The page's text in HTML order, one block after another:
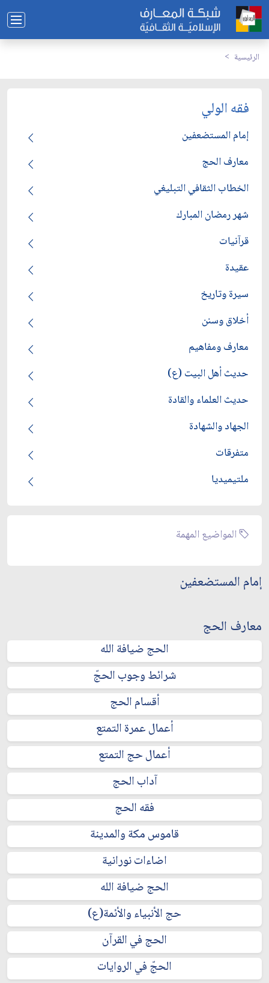
الرئيسية
فقه الولي
إمام المستضعفين
معارف الحج
الخطاب الثقافي التبليغي
شهر رمضان المبارك
قرآنيات
عقيدة
سيرة وتاريخ
أخلاق وسنن
معارف ومفاهيم
حديث أهل البيت (ع)
حديث العلماء والقادة
الجهاد والشهادة
متفرقات
ملتيميديا
المواضيع المهمة
إمام المستضعفين
معارف الحج
الحج ضيافة الله
شرائط وجوب الحجّ
أقسام الحج
أعمال عمرة التمتع
أعمال حج التمتع
آداب الحج
فقه الحج
قاموس مكة والمدينة
اضاءات نورانية
الحج ضيافة الله
حج الأنبياء والأئمة(ع)
الحج في القرآن
الحجّ في الروايات